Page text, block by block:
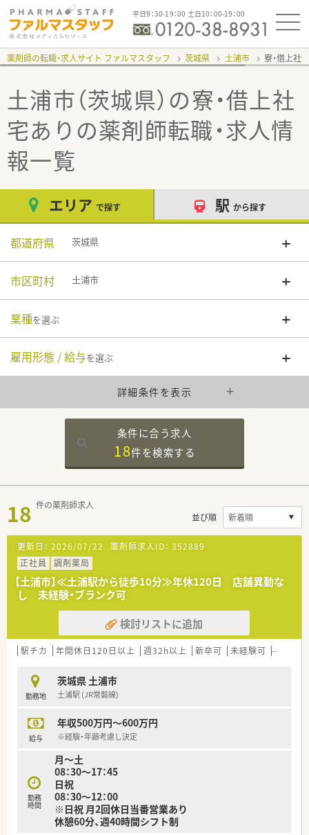
平日9：30-19：00 土日10：00-19：00
薬剤師の転職・求人サイト ファルマスタッフ 茨城県 土浦市 寮・借上社
土浦市（茨城県）の寮・借上社
宅あり の薬剤師転職・求人情
報一覧
エリア で探す 駅 から探す
都道府県 茨城県
市区町村 土浦市
業種を選ぶ
雇用形態 / 給与を選ぶ
詳細条件を表示
条件に合う求人
18件を検索する
18 件の薬剤師求人
並び順
更新日： 2026/07/22 薬剤師求人ID： 352889
正社員
調剤薬局
【土浦市】≪土浦駅から徒歩10分≫年休120日 店舗異動な
し 未経験・ブランク可
検討リストに追加
駅チカ 年間休日120日以上 週32h以上 新卒可 未経験可 ブラン
勤務地
茨城県 土浦市
土浦駅 (JR常磐線)
給与
年収500万円～600万円
※経験・年齢考慮し決定
勤務
時間
月～土
08：30～17：45
日祝
08：30～12：00
※日祝 月2回休日当番営業あり
休憩60分、週40時間シフト制